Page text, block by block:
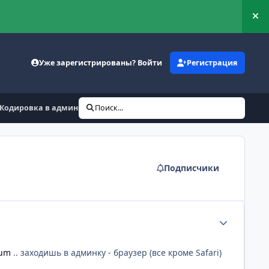
Уже зарегистрированы? Войти Регистрация
Кодировка в админке Поиск...
Подписчики
.. заходишь в админку - браузер (все кроме Safari)